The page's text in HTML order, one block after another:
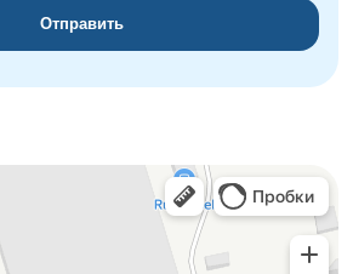
Отправить
Лыткарине